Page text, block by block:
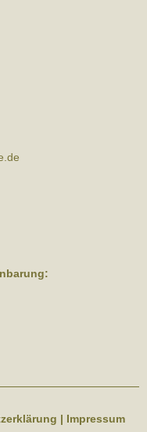
Impressum